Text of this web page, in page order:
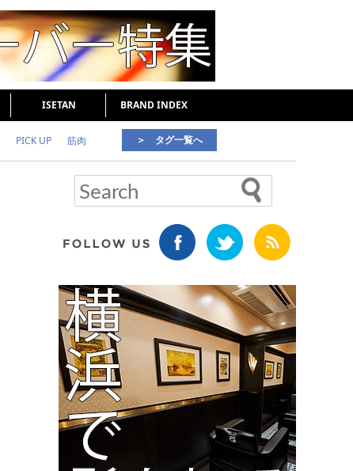
ISETAN BRAND INDEX
PICK UP 筋肉
頭皮ケア
＞ タグ一覧へ